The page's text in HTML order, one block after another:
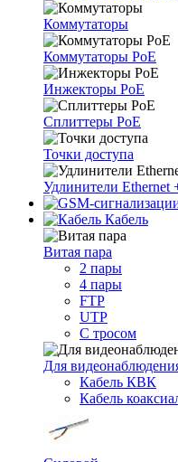
Коммутаторы
Коммутаторы PoE
Инжекторы PoE
Сплиттеры PoE
Точки доступа
Удлинители Ethernet
Кабель
Витая пара
2 пары
4 пары
FTP
UTP
С тросом
Для
Кабель КВК
Кабель